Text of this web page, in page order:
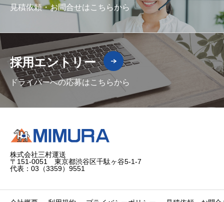
見積依頼・お問合せはこちらから
採用エントリー
ドライバーへの応募はこちらから
株式会社三村運送
〒151-0051 東京都渋谷区千駄ヶ谷5-1-7
代表：03（3359）9551